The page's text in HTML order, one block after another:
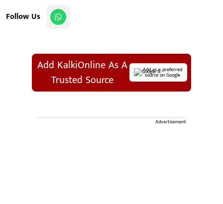
Follow Us
Add KalkiOnline As A
Trusted Source
Add as a preferred
source on Google
Advertisement